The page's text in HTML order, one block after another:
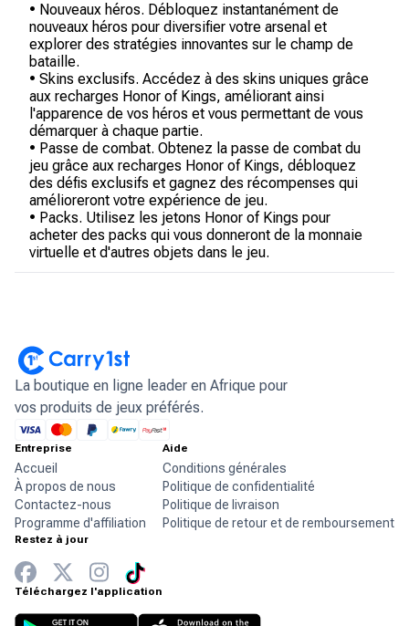
• Nouveaux héros. Débloquez instantanément de
nouveaux héros pour diversifier votre arsenal et
explorer des stratégies innovantes sur le champ de
bataille.
• Skins exclusifs. Accédez à des skins uniques grâce
aux recharges Honor of Kings, améliorant ainsi
l'apparence de vos héros et vous permettant de vous
démarquer à chaque partie.
• Passe de combat. Obtenez la passe de combat du
jeu grâce aux recharges Honor of Kings, débloquez
des défis exclusifs et gagnez des récompenses qui
amélioreront votre expérience de jeu.
• Packs. Utilisez les jetons Honor of Kings pour
acheter des packs qui vous donneront de la monnaie
virtuelle et d'autres objets dans le jeu.
La boutique en ligne leader en Afrique pour
vos produits de jeux préférés.
Entreprise
Accueil
À propos de nous
Contactez-nous
Programme d'affiliation
Aide
Conditions générales
Politique de confidentialité
Politique de livraison
Politique de retour et de remboursement
Restez à jour
Téléchargez l'application